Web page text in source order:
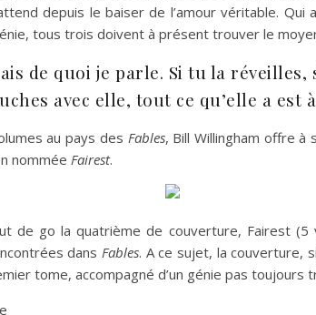
depuis le baiser de l’amour véritable.
tous trois doivent à présent trouver le
de quoi je parle. Si tu la réveilles,
avec elle, tout ce qu’elle a est
au pays des Fables, Bill Willingham offre
nommée Fairest.
de go la quatrième de couverture, Fairest
dansFables. A ce sujet, la couverture,
tome, accompagné d’un génie pas toujours